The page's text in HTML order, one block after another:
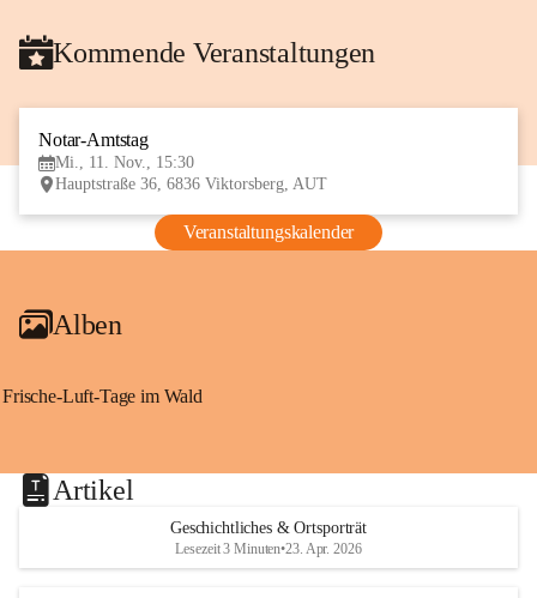
Kommende Veranstaltungen
Notar-Amtstag
Mi., 11. Nov., 15:30
Hauptstraße 36, 6836 Viktorsberg, AUT
Veranstaltungskalender
Alben
Frische-Luft-Tage im Wald
Artikel
Geschichtliches & Ortsporträt
Lesezeit 3 Minuten•23. Apr. 2026